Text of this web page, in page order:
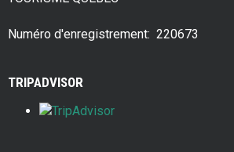
o
o
t
Numéro d'enregistrement: 220673
TRIPADVISOR